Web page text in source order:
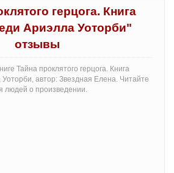
герцога. Книга
Ариэлла Уоторби"
отзывы
Тайна проклятого герцога. Книга
автор: Звездная Елена. Читайте
людей о произведении.